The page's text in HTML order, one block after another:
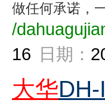
做任何承诺，
/
16 日期：
大华